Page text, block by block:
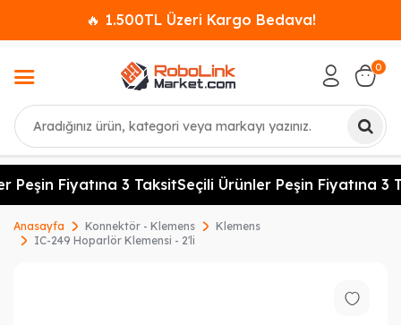
🔥 1.500TL Üzeri Kargo Bedava!
Ara
0
Peşin Fiyatına 3 TaksitSeçili Ürünler Peşin Fiyatına 3
Anasayfa Konnektör - Klemens
Klemens
IC-249 Hoparlör Klemensi - 2'li